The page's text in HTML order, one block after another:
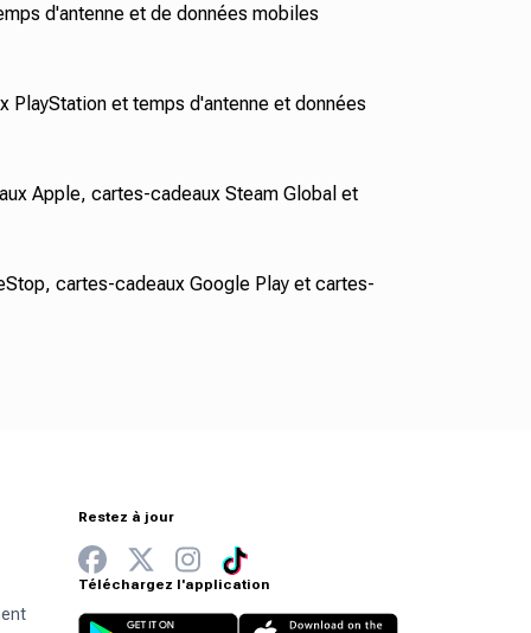
d'antenne et de données mobiles
et temps d'antenne et données
Apple, cartes-cadeaux Steam Global et
cartes-cadeaux Google Play et cartes-
Restez à jour
Téléchargez l'application